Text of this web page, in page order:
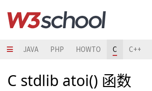
JAVA PHP HOWTO C C++
C stdlib atoi() 函数